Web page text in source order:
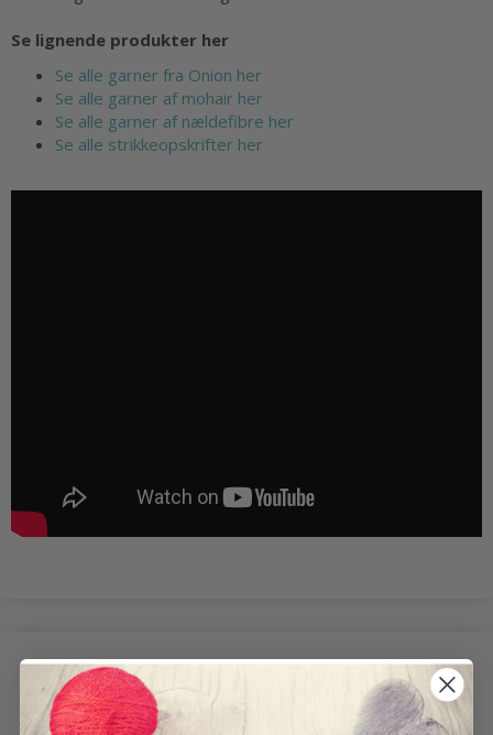
Se lignende produkter her
Se alle garner fra Onion her
Se alle garner af mohair her
Se alle garner af nældefibre her
Se alle strikkeopskrifter her
POPULÆRE ALTERNATIVER